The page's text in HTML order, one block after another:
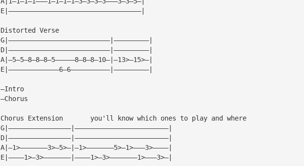
E|——————————————————————————————————|
Distorted Verse
G|——————————————————————————|—————————|
D|——————————————————————————|—————————|
A|—5—5—8—8—8—5—————8—8—8—10—|—13>—15>—|
E|—————————————6—6——————————|—————————|
—Intro
—Chorus
Chorus Extension       you'll know which ones to play and where
G|————————————————|————————————————————————|
D|————————————————|————————————————————————|
A|—1>———————3>—5>—|—1>———————5>—1>———3>————|
E|————1>—3>———————|————1>—3>———————1>———3>—|